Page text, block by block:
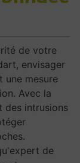
de votre
envisager
une mesure
Avec la
des intrusions
de